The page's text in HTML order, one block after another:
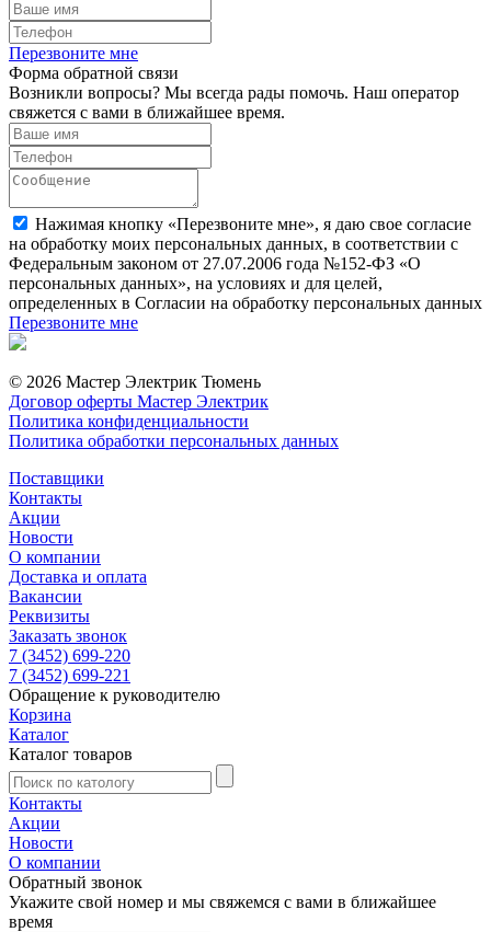
Перезвоните мне
Форма обратной связи
Возникли вопросы? Мы всегда рады помочь. Наш оператор
свяжется с вами в ближайшее время.
Нажимая кнопку «Перезвоните мне», я даю свое согласие
на обработку моих персональных данных, в соответствии с
Федеральным законом от 27.07.2006 года №152-ФЗ «О
персональных данных», на условиях и для целей,
определенных в Согласии на обработку персональных данных
Перезвоните мне
© 2026 Мастер Электрик Тюмень
Договор оферты Мастер Электрик
Политика конфиденциальности
Политика обработки персональных данных
Поставщики
Контакты
Акции
Новости
О компании
Доставка и оплата
Вакансии
Реквизиты
Заказать звонок
7 (3452) 699-220
7 (3452) 699-221
Обращение к руководителю
Корзина
Каталог
Каталог товаров
Контакты
Акции
Новости
О компании
Обратный звонок
Укажите свой номер и мы свяжемся с вами в ближайшее
время